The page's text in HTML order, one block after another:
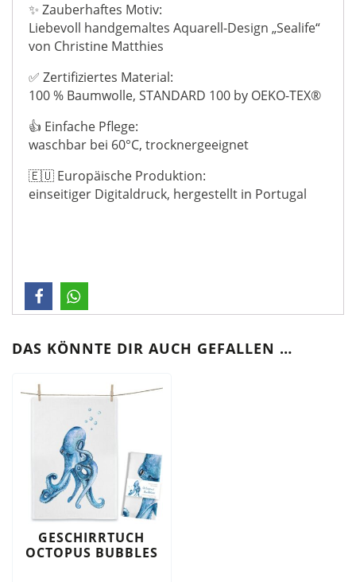
✨ Zauberhaftes Motiv:
Liebevoll handgemaltes Aquarell-Design „Sealife“
von Christine Matthies
✅ Zertifiziertes Material:
100 % Baumwolle, STANDARD 100 by OEKO-TEX®
👍 Einfache Pflege:
waschbar bei 60°C, trocknergeeignet
🇪🇺 Europäische Produktion:
einseitiger Digitaldruck, hergestellt in Portugal
DAS KÖNNTE DIR AUCH GEFALLEN …
GESCHIRRTUCH
OCTOPUS BUBBLES